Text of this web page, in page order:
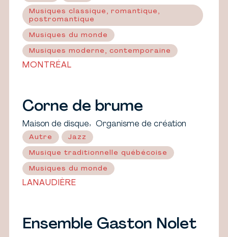
Musiques classique, romantique,
postromantique
Musiques du monde
Musiques moderne, contemporaine
MONTRÉAL
Corne de brume
Maison de disque, Organisme de création
Autre Jazz
Musique traditionnelle québécoise
Musiques du monde
LANAUDIÈRE
Ensemble Gaston Nolet